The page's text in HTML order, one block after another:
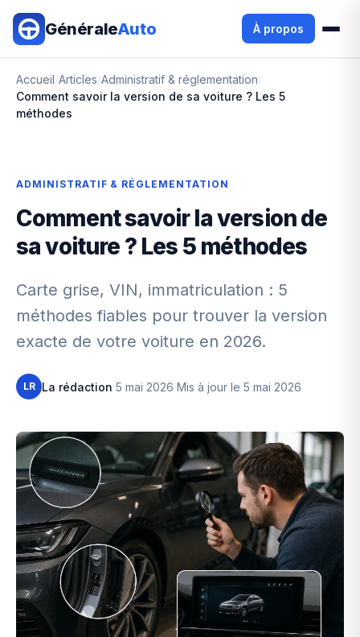
Aller au contenu principal
GénéraleAuto À propos
Accueil/Articles/Administratif & réglementation/
Comment savoir la version de sa voiture ? Les 5
méthodes
ADMINISTRATIF & RÉGLEMENTATION
Comment savoir la version de
sa voiture ? Les 5 méthodes
Carte grise, VIN, immatriculation : 5
méthodes fiables pour trouver la version
exacte de votre voiture en 2026.
LR La rédaction·5 mai 2026·Mis à jour le 5 mai 2026